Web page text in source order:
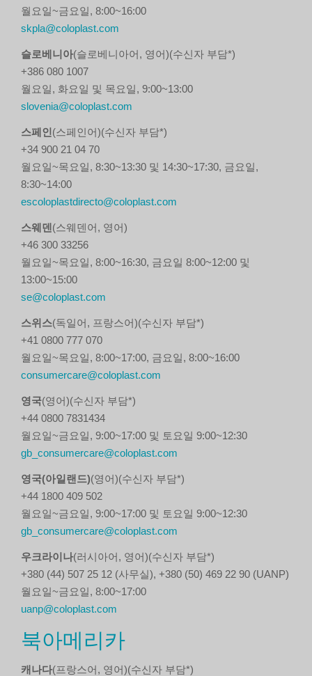
월요일~금요일, 8:00~16:00
skpla@coloplast.com
슬로베니아(슬로베니아어, 영어)(수신자 부담*)
+386 080 1007
월요일, 화요일 및 목요일, 9:00~13:00
slovenia@coloplast.com
스페인 (스페인어)(수신자 부담*)
+34 900 21 04 70
월요일~목요일, 8:30~13:30 및 14:30~17:30, 금요일,
8:30~14:00
escoloplastdirecto@coloplast.com
스웨덴 (스웨덴어, 영어)
+46 300 33256
월요일~목요일, 8:00~16:30, 금요일 8:00~12:00 및
13:00~15:00
se@coloplast.com
스위스(독일어, 프랑스어)(수신자 부담*)
+41 0800 777 070
월요일~목요일, 8:00~17:00, 금요일, 8:00~16:00
consumercare@coloplast.com
영국(영어)(수신자 부담*)
+44 0800 7831434
월요일~금요일, 9:00~17:00 및 토요일 9:00~12:30
gb_consumercare@coloplast.com
영국(아일랜드)(영어)(수신자 부담*)
+44 1800 409 502
월요일~금요일, 9:00~17:00 및 토요일 9:00~12:30
gb_consumercare@coloplast.com
우크라이나(러시아어, 영어)(수신자 부담*)
+380 (44) 507 25 12 (사무실), +380 (50) 469 22 90 (UANP)
월요일~금요일, 8:00~17:00
uanp@coloplast.com
북아메리카
캐나다(프랑스어, 영어)(수신자 부담*)